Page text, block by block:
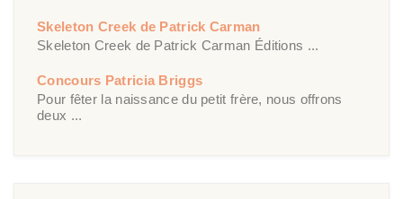
Skeleton Creek de Patrick Carman
Skeleton Creek de Patrick Carman Éditions ...
Concours Patricia Briggs
Pour fêter la naissance du petit frère, nous offrons
deux ...